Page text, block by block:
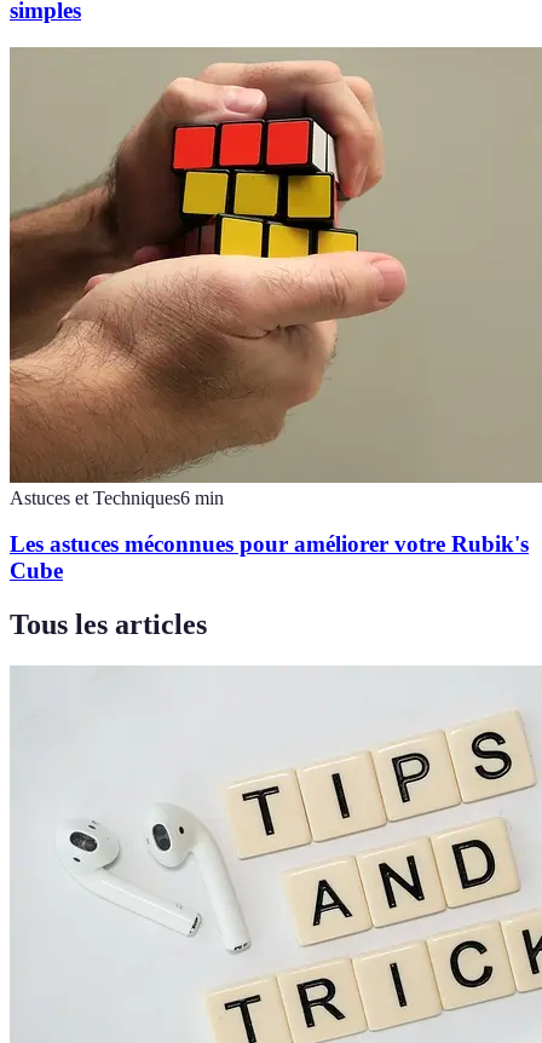
simples
Astuces et Techniques6 min
Les astuces méconnues pour améliorer votre Rubik's
Cube
Tous les articles